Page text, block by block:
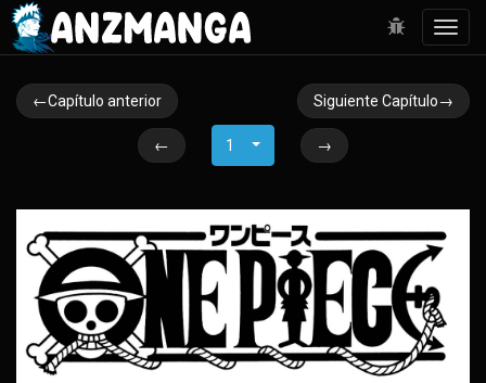
←Capítulo anterior Siguiente Capítulo→
← 1 →